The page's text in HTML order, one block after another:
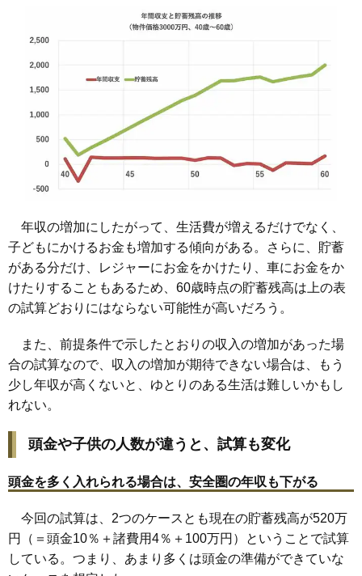
年収の増加にしたがって、生活費が増えるだけでなく、
子どもにかけるお金も増加する傾向がある。さらに、貯蓄
がある分だけ、レジャーにお金をかけたり、車にお金をか
けたりすることもあるため、60歳時点の貯蓄残高は上の表
の試算どおりにはならない可能性が高いだろう。
また、前提条件で示したとおりの収入の増加があった場
合の試算なので、収入の増加が期待できない場合は、もう
少し年収が高くないと、ゆとりのある生活は難しいかもし
れない。
頭金や子供の人数が違うと、試算も変化
頭金を多く入れられる場合は、安全圏の年収も下がる
今回の試算は、2つのケースとも現在の貯蓄残高が520万
円（＝頭金10％＋諸費用4％＋100万円）ということで試算
している。つまり、あまり多くは頭金の準備ができていな